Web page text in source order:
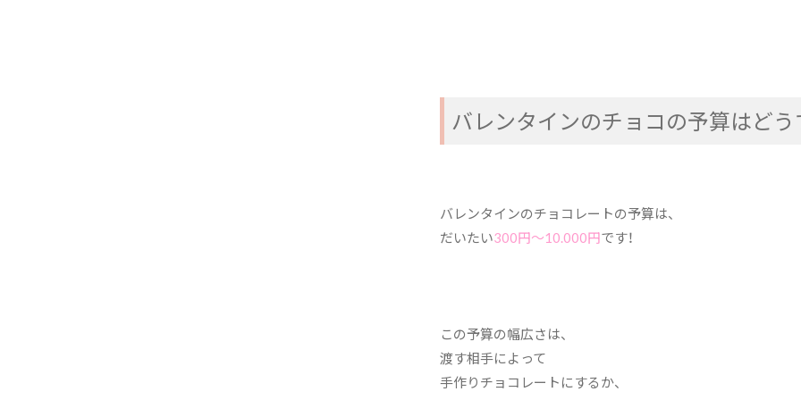
バレンタインのチョコの予算はどう
バレンタインのチョコレートの予算は、
だいたい300円～10.000円です！
この予算の幅広さは、
渡す相手によって
手作りチョコレートにするか、